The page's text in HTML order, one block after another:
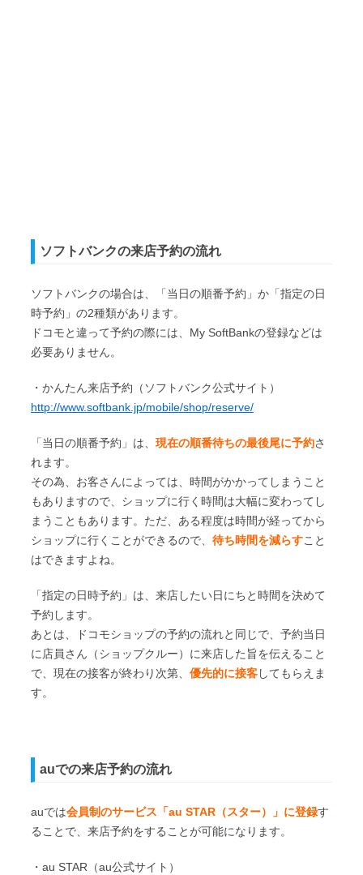
ソフトバンクの来店予約の流れ
ソフトバンクの場合は、「当日の順番予約」か「指定の日
時予約」の2種類があります。
ドコモと違って予約の際には、My SoftBankの登録などは
必要ありません。
・かんたん来店予約（ソフトバンク公式サイト）
http://www.softbank.jp/mobile/shop/reserve/
「当日の順番予約」は、 現在の順番待ちの最後尾に予約さ
れます。
その為、お客さんによっては、時間がかかってしまうこと
もありますので、ショップに行く時間は大幅に変わってし
まうこともあります。ただ、ある程度は時間が経ってから
ショップに行くことができるので、 待ち時間を減らすこと
はできますよね。
「指定の日時予約」は、来店したい日にちと時間を決めて
予約します。
あとは、ドコモショップの予約の流れと同じで、予約当日
に店員さん（ショップクルー）に来店した旨を伝えること
で、現在の接客が終わり次第、 優先的に接客してもらえま
す。
auでの来店予約の流れ
auでは会員制のサービス「au STAR（スター）」に登録す
ることで、来店予約をすることが可能になります。
・au STAR（au公式サイト）